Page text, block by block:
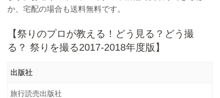
か、宅配の場合も送料無料です。
【祭りのプロが教える！どう見る？どう撮
る？ 祭りを撮る2017-2018年度版】
出版社
旅行読売出版社